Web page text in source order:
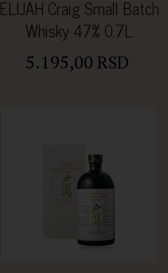
ELIJAH Craig Small Batch
Whisky 47% 0.7L
5.195,00 RSD